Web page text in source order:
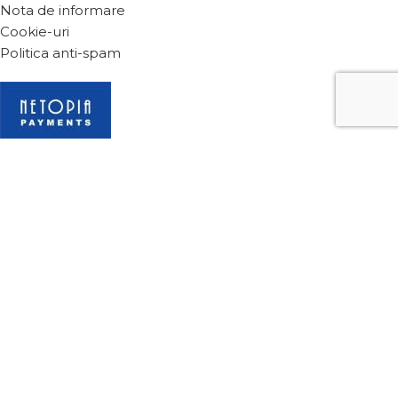
Nota de informare
Cookie-uri
Politica anti-spam